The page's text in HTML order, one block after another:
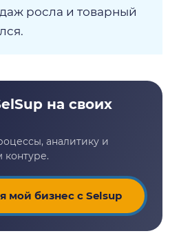
росла и товарный
мой бизнес с Selsup